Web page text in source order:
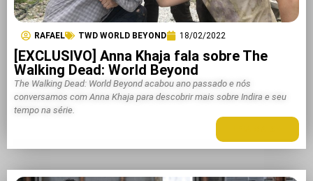
RAFAEL TWD WORLD BEYOND 18/02/2022
[EXCLUSIVO] Anna Khaja fala sobre The
Walking Dead: World Beyond
The Walking Dead: World Beyond acabou ano passado e nós
conversamos com Anna Khaja para descobrir mais sobre Indira e seu
tempo na série.